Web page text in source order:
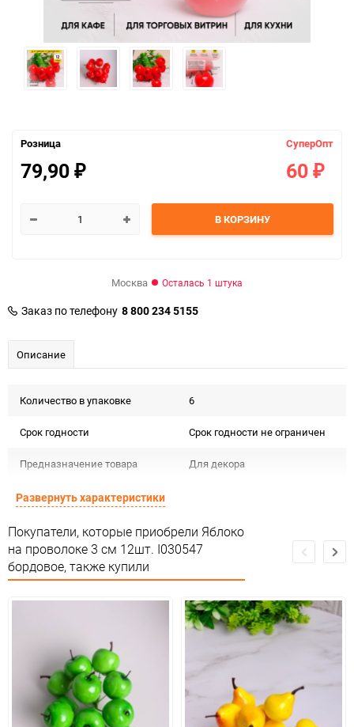
Розница
79,90 ₽
СуперОпт
60 ₽
В КОРЗИНУ
Москва Осталась 1 штука
Заказ по телефону 8 800 234 5155
Описание
Количество в упаковке 6
Срок годности Срок годности не ограничен
Предназначение товара Для декора
Сертификация
Особые условия Особых условий не требует
Минимальное количество 1
набор
Развернуть характеристики
Покупатели, которые приобрели Яблоко
на проволоке 3 см 12шт. I030547
бордовое, также купили